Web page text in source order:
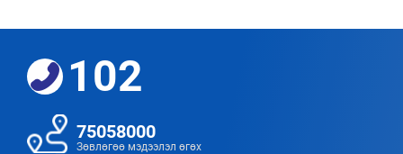
102
75058000
Зөвлөгөө мэдээлэл өгөх